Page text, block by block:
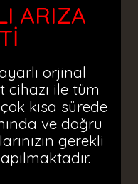
ARIZA
orjinal
cihazı ile tüm
kısa sürede
ve doğru
gerekli